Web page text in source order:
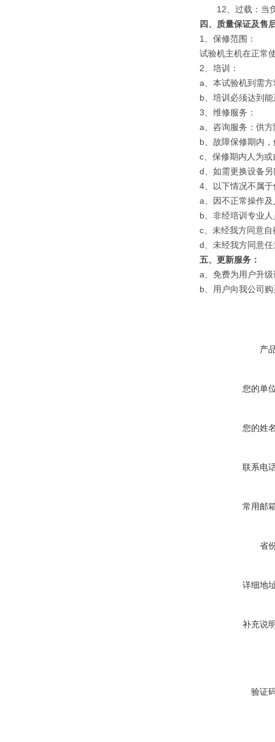
12、过载：当负
四、
质量保证及售
1、保修范围：
试验机主机在正常
2、培训：
a、本试验机到需
b、培训必须达到
3、维修服务：
a、咨询服务：供
b、故障保修期内
c、保修期内人为
d、如需更换设备
4、以下情况不属
a、因不正常操作
b、非经培训专业
c、未经我方同意
d、未经我方同意
五、 更新服务：
a、免费为用户升
b、用户向我公司
产
您的单
您的姓
联系电
常用邮
省
详细地
补充说
验证